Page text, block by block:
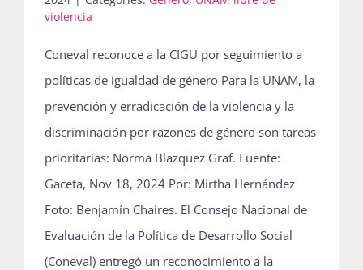
violencia
Coneval reconoce a la CIGU por seguimiento a
políticas de igualdad de género Para la UNAM, la
prevención y erradicación de la violencia y la
discriminación por razones de género son tareas
prioritarias: Norma Blazquez Graf. Fuente:
Gaceta, Nov 18, 2024 Por: Mirtha Hernández
Foto: Benjamín Chaires. El Consejo Nacional de
Evaluación de la Política de Desarrollo Social
(Coneval) entregó un reconocimiento a la